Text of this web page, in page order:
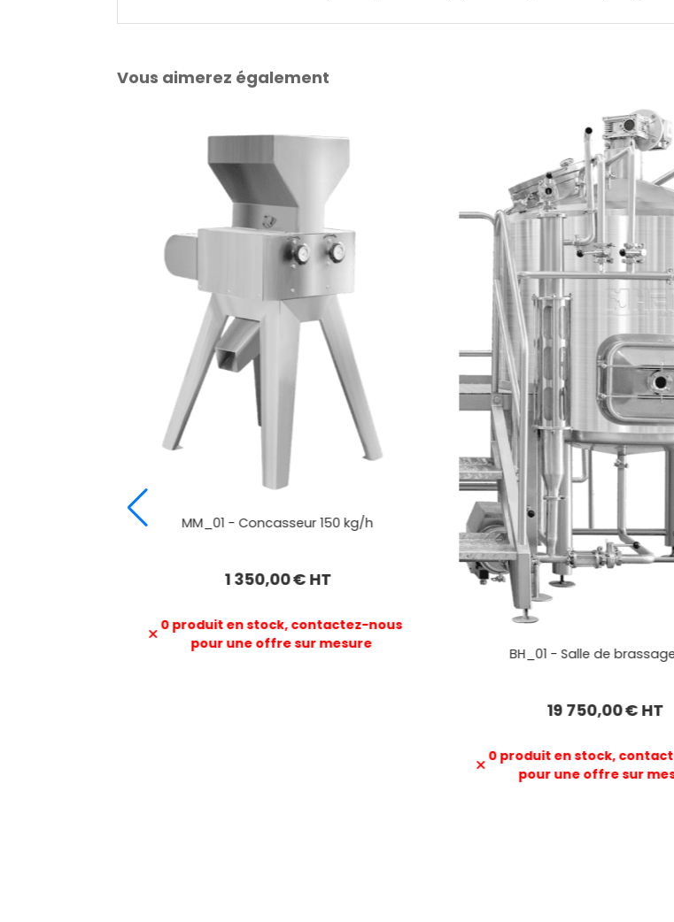
Vous aimerez également
FP_01 - Flexibles Process Nettoyage En Place
350,00 € HT
AJOUTER AU PANIER
FP_02 - Flexibles Process
500,00€ HT
0 produit en stock,
pour une offre sur
Idéal pour Transfert